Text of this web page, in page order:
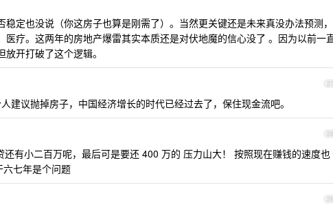
定也没说（你这房子也算是刚需了）。当然更关键还是未来真没办法预测，
医疗。这两年的房地产爆雷其实本质还是对伏地魔的信心没了 。因为以前一
开打破了这个逻辑。
27
建议抛掉房子，中国经济增长的时代已经过去了，保住现金流吧。
28
有小二百万呢，最后可是要还 400 万的 压力山大！ 按照现在赚钱的速度也
七年是个问题
29